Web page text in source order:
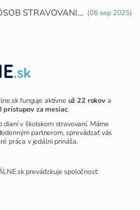
STRAVOVANIA (06 sep 2025)
funguje aktívne už 22 rokova
prístupov za mesiac.
dianí v školskom stravovaní. Máme
partnerom, sprevádzať vás
práca v jedálni prináša.
prevádzkuje spoločnosť: